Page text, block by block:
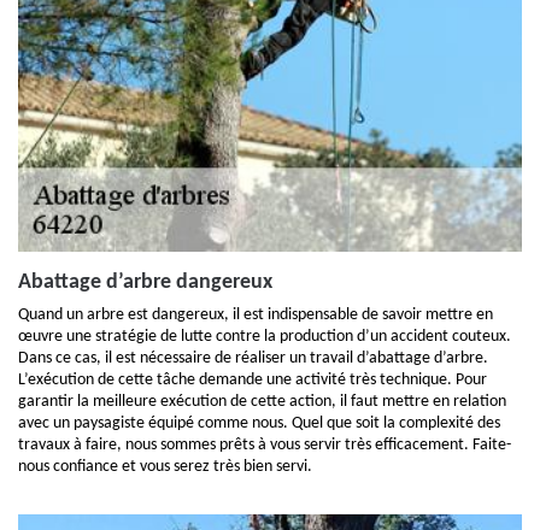
Abattage d’arbre dangereux
Quand un arbre est dangereux, il est indispensable de savoir mettre en
œuvre une stratégie de lutte contre la production d’un accident couteux.
Dans ce cas, il est nécessaire de réaliser un travail d’abattage d’arbre.
L’exécution de cette tâche demande une activité très technique. Pour
garantir la meilleure exécution de cette action, il faut mettre en relation
avec un paysagiste équipé comme nous. Quel que soit la complexité des
travaux à faire, nous sommes prêts à vous servir très efficacement. Faite-
nous confiance et vous serez très bien servi.